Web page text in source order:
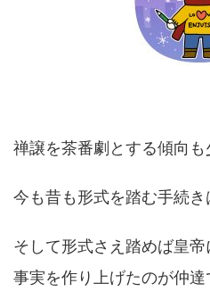
禅譲を茶番劇とする傾向も
今も昔も形式を踏む手続き
そして形式さえ踏めば皇
事実を作り上げたのが仲達